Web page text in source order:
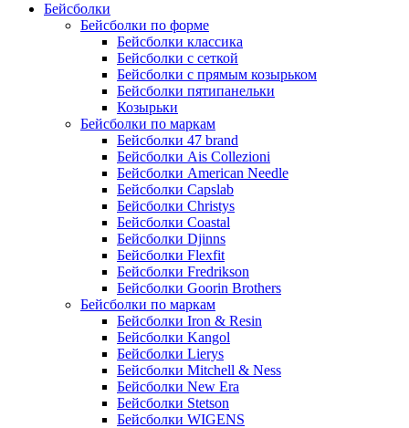
Бейсболки
Бейсболки по форме
Бейсболки классика
Бейсболки с сеткой
Бейсболки с прямым козырьком
Бейсболки пятипанельки
Козырьки
Бейсболки по маркам
Бейсболки 47 brand
Бейсболки Ais Collezioni
Бейсболки American Needle
Бейсболки Capslab
Бейсболки Christys
Бейсболки Coastal
Бейсболки Djinns
Бейсболки Flexfit
Бейсболки Fredrikson
Бейсболки Goorin Brothers
Бейсболки по маркам
Бейсболки Iron & Resin
Бейсболки Kangol
Бейсболки Lierys
Бейсболки Mitchell & Ness
Бейсболки New Era
Бейсболки Stetson
Бейсболки WIGENS